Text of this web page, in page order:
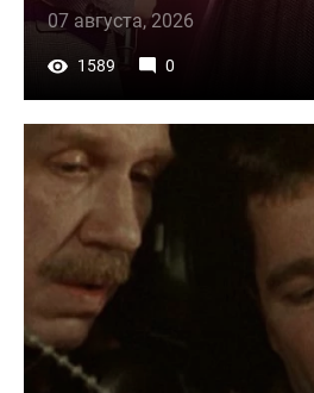
07 августа, 2026
1589 0